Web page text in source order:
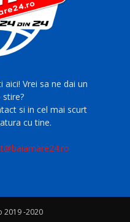
Vrei sa ne dai un
stire?
si in cel mai scurt
cu tine.
2019 -2020